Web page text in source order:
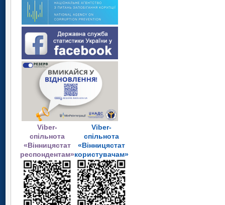
Viber-
спільнота
«Вінницястат
респондентам»
Viber-
спільнота
«Вінницястат
користувачам»